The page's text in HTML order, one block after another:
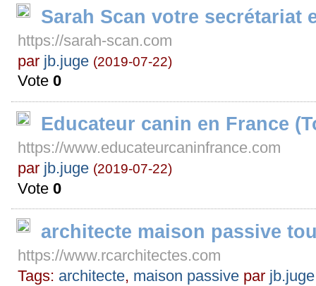
Sarah Scan votre secrétariat
https://sarah-scan.com
par jb.juge (2019-07-22)
Vote0
Educateur canin en France
https://www.educateurcaninfrance.com
par jb.juge (2019-07-22)
Vote0
architecte maison passive
https://www.rcarchitectes.com
Tags: architecte, maison passive par jb.juge